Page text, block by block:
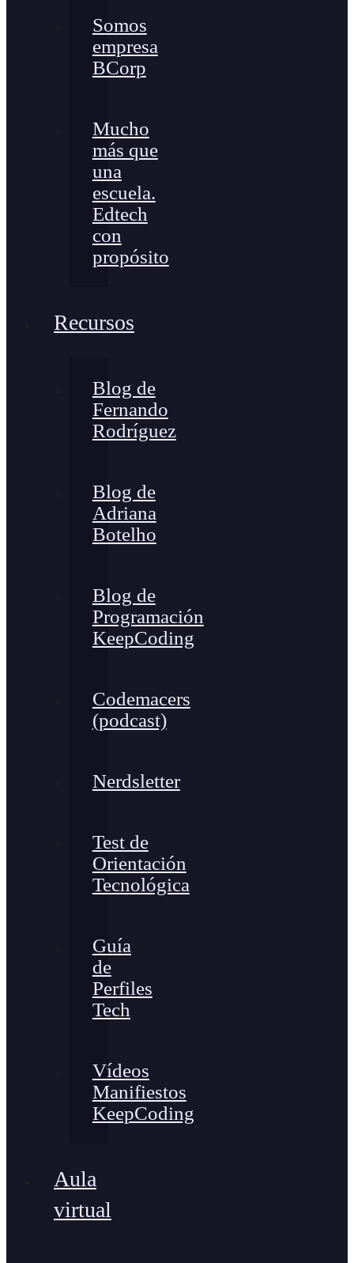
Somos
empresa
BCorp
Mucho
más que
una
escuela.
Edtech
con
propósito
Recursos
Blog de
Fernando
Rodríguez
Blog de
Adriana
Botelho
Blog de
Programación
KeepCoding
Codemacers
(podcast)
Nerdsletter
Test de
Orientación
Tecnológica
Guía
de
Perfiles
Tech
Vídeos
Manifiestos
KeepCoding
Aula
virtual